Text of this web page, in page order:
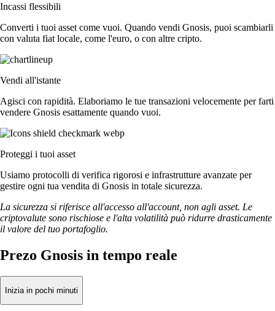
Incassi flessibili
Converti i tuoi asset come vuoi. Quando vendi Gnosis, puoi scambiarli
con valuta fiat locale, come l'euro, o con altre cripto.
Vendi all'istante
Agisci con rapidità. Elaboriamo le tue transazioni velocemente per farti
vendere Gnosis esattamente quando vuoi.
Proteggi i tuoi asset
Usiamo protocolli di verifica rigorosi e infrastrutture avanzate per
gestire ogni tua vendita di Gnosis in totale sicurezza.
La sicurezza si riferisce all'accesso all'account, non agli asset. Le
criptovalute sono rischiose e l'alta volatilità può ridurre drasticamente
il valore del tuo portafoglio.
Prezo Gnosis in tempo reale
Inizia in pochi minuti